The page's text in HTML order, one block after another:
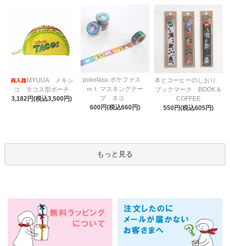
MYUUA メキシ
コ タコス型ポーチ
3,182円(税込3,500円)
pokefasu ポケファス
ｍｔ マスキングテー
プ ネコ
600円(税込660円)
本とコーヒーのしおり
ブックマーク BOOK＆
COFFEE
550円(税込605円)
もっと見る